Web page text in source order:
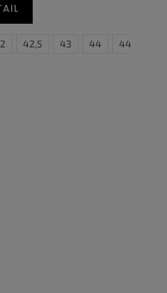
42,5 43 44 44,5